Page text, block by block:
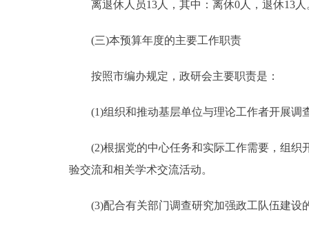
政民互动
12345网上接诉即办
走进北京
北京概况
离退休人员13人，其中：离休0人，退休13人
(三)本预算年度的主要工作职责
按照市编办规定，政研会主要职责是：
(1)组织和推动基层单位与理论工作者开展调
(2)根据党的中心任务和实际工作需要，组织
验交流和相关学术交流活动。
(3)配合有关部门调查研究加强政工队伍建设